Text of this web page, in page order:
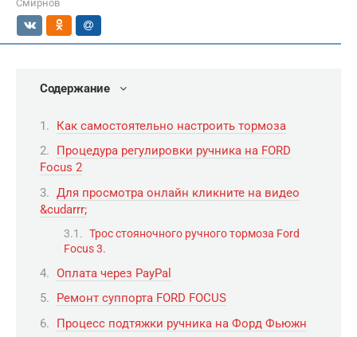
Смирнов
Содержание
Как самостоятельно настроить тормоза
Процедура регулировки ручника на FORD
Focus 2
Для просмотра онлайн кликните на видео
&cudarrr;
Трос стояночного ручного тормоза Ford
Focus 3.
Оплата через PayPal
Ремонт суппорта FORD FOCUS
Процесс подтяжки ручника на Форд Фьюжн